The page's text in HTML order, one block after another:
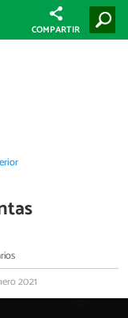
COMPARTIR
2021